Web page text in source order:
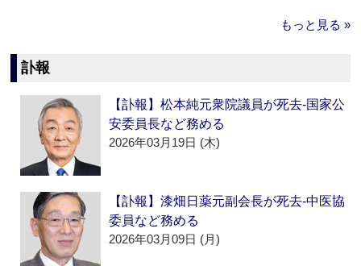
もっと見る »
訃報
【訃報】松本純元衆院議員が死去‐国家公
安委員長など務める
2026年03月19日 (木)
【訃報】漆畑日薬元副会長が死去‐中医協
委員など務める
2026年03月09日 (月)